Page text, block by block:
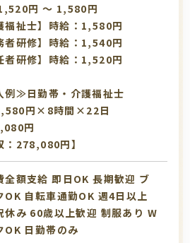
円 〜 1,580円
福祉士】時給：1,580円
者研修】時給：1,540円
者研修】時給：1,520円
≫日勤帯・介護福祉士
円×8時間×22日
円
：278,080円】
全額支給 即日OK 長期歓迎 ブ
OK 自転車通勤OK 週4日以上
休み 60歳以上歓迎 制服あり W
OK 日勤帯のみ